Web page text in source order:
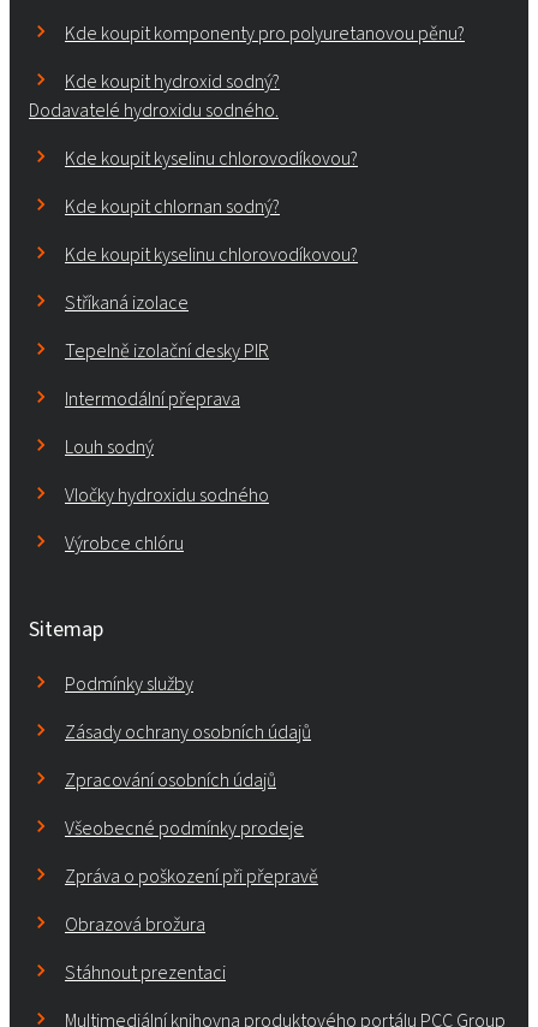
Kde koupit komponenty pro polyuretanovou pěnu?
Kde koupit hydroxid sodný?
Dodavatelé hydroxidu sodného.
Kde koupit kyselinu chlorovodíkovou?
Kde koupit chlornan sodný?
Kde koupit kyselinu chlorovodíkovou?
Stříkaná izolace
Tepelně izolační desky PIR
Intermodální přeprava
Louh sodný
Vločky hydroxidu sodného
Výrobce chlóru
Sitemap
Podmínky služby
Zásady ochrany osobních údajů
Zpracování osobních údajů
Všeobecné podmínky prodeje
Zpráva o poškození při přepravě
Obrazová brožura
Stáhnout prezentaci
Multimediální knihovna produktového portálu PCC Group